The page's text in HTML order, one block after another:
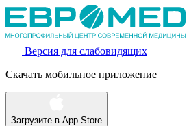
Версия для слабовидящих
Скачать мобильное приложение
Загрузите в App Store